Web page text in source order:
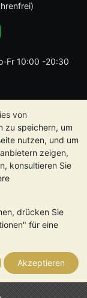
von
zu speichern, um
nutzen, und um
zeigen,
konsultieren Sie
drücken Sie
für eine
Akzeptieren
Fr 10:00 -20:30
kann sowohl
keine Garantie
den Webseiten
eine
Fachmann
Edelmetallen